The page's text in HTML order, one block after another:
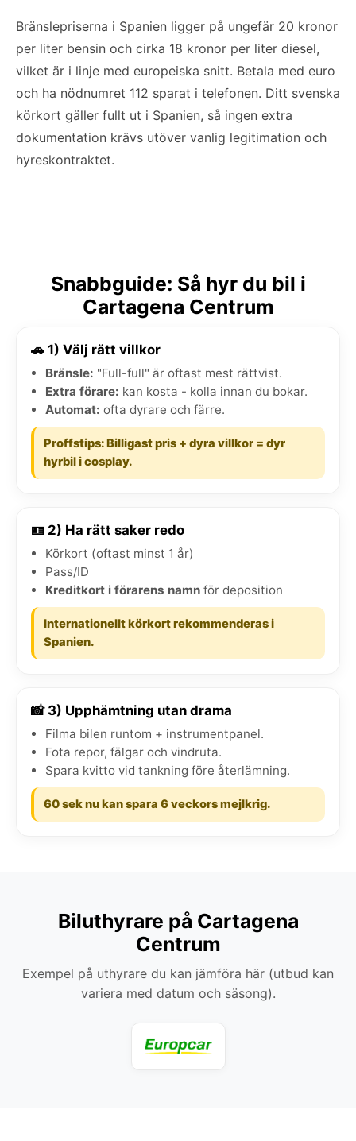
Bränslepriserna i Spanien ligger på ungefär 20 kronor
per liter bensin och cirka 18 kronor per liter diesel,
vilket är i linje med europeiska snitt. Betala med euro
och ha nödnumret 112 sparat i telefonen. Ditt svenska
körkort gäller fullt ut i Spanien, så ingen extra
dokumentation krävs utöver vanlig legitimation och
hyreskontraktet.
Snabbguide: Så hyr du bil i
Cartagena Centrum
🚗 1) Välj rätt villkor
Bränsle: "Full-full" är oftast mest rättvist.
Extra förare: kan kosta - kolla innan du bokar.
Automat: ofta dyrare och färre.
Proffstips: Billigast pris + dyra villkor = dyr
hyrbil i cosplay.
🪪 2) Ha rätt saker redo
Körkort (oftast minst 1 år)
Pass/ID
Kreditkort i förarens namn för deposition
Internationellt körkort rekommenderas i
Spanien.
📸 3) Upphämtning utan drama
Filma bilen runtom + instrumentpanel.
Fota repor, fälgar och vindruta.
Spara kvitto vid tankning före återlämning.
60 sek nu kan spara 6 veckors mejlkrig.
Biluthyrare på Cartagena
Centrum
Exempel på uthyrare du kan jämföra här (utbud kan
variera med datum och säsong).